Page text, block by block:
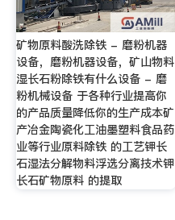
矿物原料酸洗除铁 - 磨粉机器
设备，磨粉机器设备，矿山物料
湿长石粉除铁有什么设备 - 磨
粉机械设备 于各种行业提高你
的产品质量降低你的生产成本矿
产冶金陶瓷化工油墨塑料食品药
业等行业原料除铁 的工艺钾长
石湿法分解物料浮选分离技术钾
长石矿物原料 的提取